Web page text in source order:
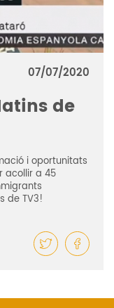
07/07/2020
de
i oportunitats
acollir a 45
de TV3!